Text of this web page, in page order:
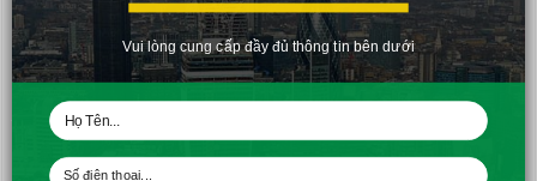
Suối nước trang trí, đại sảnh tường hoa…
Vui lòng cung cấp đầy đủ thông tin bên dưới